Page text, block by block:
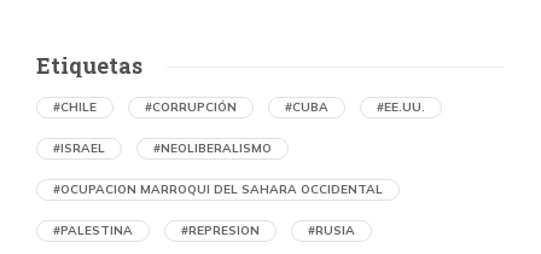
Etiquetas
#CHILE #CORRUPCIÓN #CUBA #EE.UU.
#ISRAEL #NEOLIBERALISMO
#OCUPACION MARROQUI DEL SAHARA OCCIDENTAL
#PALESTINA #REPRESION #RUSIA